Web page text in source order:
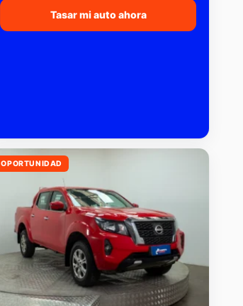
Tasar mi auto ahora
OPORTUNIDAD